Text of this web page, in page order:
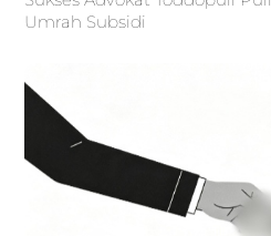
Umrah Subsidi